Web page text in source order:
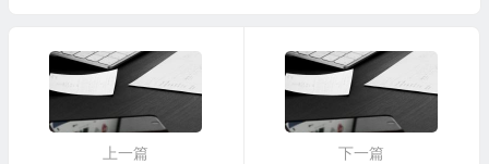
上一篇
下一篇